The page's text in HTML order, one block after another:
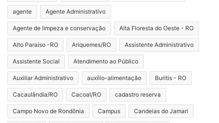
agente Agente Administrativo
Agente de limpeza e conservação Alta Floresta do Oeste - RO
Alto Paraíso -RO Ariquemes/RO Assistente Administrativo
Assistente Social Atendimento ao Público
Auxiliar Administrativo auxílio-alimentação Buritis - RO
Cacaulândia/RO Cacoal/RO cadastro reserva
Campo Novo de Rondônia Campus Candeias do Jamari